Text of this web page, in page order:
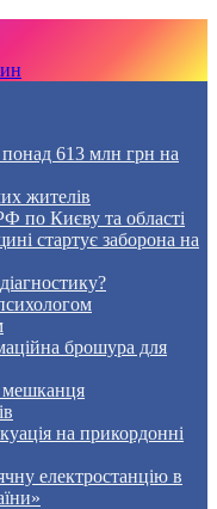
613 млн грн на
жителів
по Києву та області
стартує заборона на
брошура для
мешканця
на прикордонні
електростанцію в